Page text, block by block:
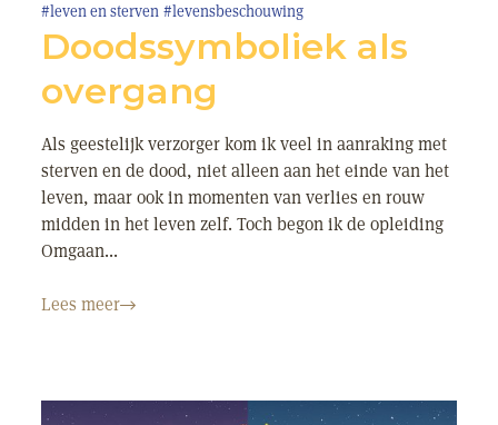
#leven en sterven #levensbeschouwing
Doodssymboliek als
overgang
Als geestelijk verzorger kom ik veel in aanraking met
sterven en de dood, niet alleen aan het einde van het
leven, maar ook in momenten van verlies en rouw
midden in het leven zelf. Toch begon ik de opleiding
Omgaan...
Lees meer